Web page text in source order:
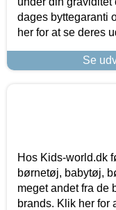
dages byttegaranti
her for at se deres
Se
Hos Kids-world.dk
børnetøj, babytøj,
meget andet fra de
brands. Klik her for